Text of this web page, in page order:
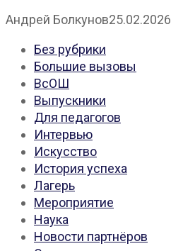
Андрей Болкунов25.02.2026
Без рубрики
Большие вызовы
ВсОШ
Выпускники
Для педагогов
Интервью
Искусство
История успеха
Лагерь
Мероприятие
Наука
Новости партнёров